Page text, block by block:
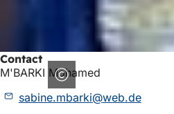
Contact
M'BARKI Mohamed
sabine.mbarki
web de